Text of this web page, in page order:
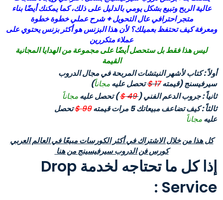
عالية الربح وتبيع بشكل يومي بالدليل على ذلك، كما يمكنك أيضًا بناء
متجر احترافي عال التحويل + شرح عملي خطوة خطوة
ومعرفة كيف تحتفظ بعميلك؟ لأن هذا البزنس هو أكثر بزنس يحتوي على
عملاء متكررين
ليس هذا فقط بل ستحصل أيضًا على مجموعة من الهدايا المجانية
القيمة
أولاً : كتاب لأشهر النيتشات المربحة في مجال الدروب
سيرفيسنج(قيمته 17
$تحصل عليهمجاناً)
ثانياً : جروب الدعم الفني ( 49
$) تحصل عليهمجاناً
ثالثاً : كيف تضاعف مبيعاتك 5 مرات قيمته
99 $
تحصل
عليهمجاناً
كل هذا من خلال الاشتراك في أكثر الكورسات مبيعًا في العالم العربي
كورس فن الدروب سيرفيسينج من هنا
إذا كل ما تحتاجه لخدمة Drop
Service :